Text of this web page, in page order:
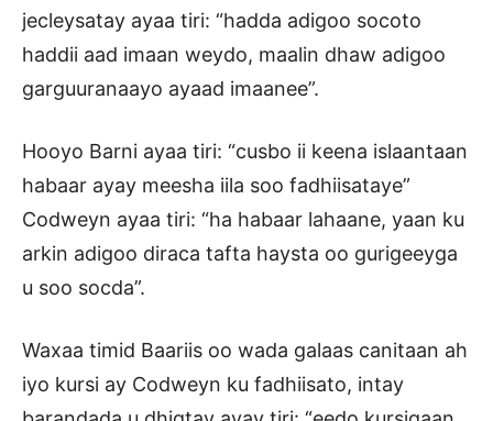
jecleysatay ayaa tiri: “hadda adigoo socoto
haddii aad imaan weydo, maalin dhaw adigoo
garguuranaayo ayaad imaanee”.
Hooyo Barni ayaa tiri: “cusbo ii keena islaantaan
habaar ayay meesha iila soo fadhiisataye”
Codweyn ayaa tiri: “ha habaar lahaane, yaan ku
arkin adigoo diraca tafta haysta oo gurigeeyga
u soo socda”.
Waxaa timid Baariis oo wada galaas canitaan ah
iyo kursi ay Codweyn ku fadhiisato, intay